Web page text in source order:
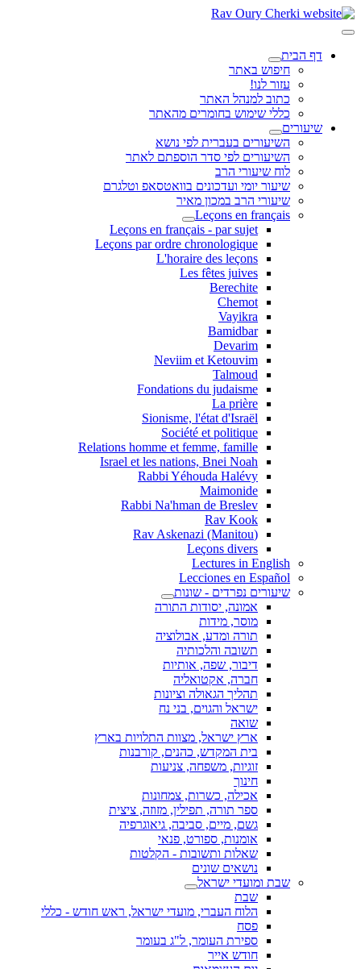
דף הבית
חיפוש באתר
עזור לנו!
כתוב למנהל האתר
כללי שימוש בחומרים מהאתר
שיעורים
השיעורים בעברית לפי נושא
השיעורים לפי סדר הוספתם לאתר
לוח שיעורי הרב
שיעור יומי ועדכונים בוואטסאפ וטלגרם
שיעורי הרב במכון מאיר
Leçons en français
Leçons en français - par sujet
Leçons par ordre chronologique
L'horaire des leçons
Les fêtes juives
Berechite
Chemot
Vayikra
Bamidbar
Devarim
Neviim et Ketouvim
Talmoud
Fondations du judaisme
La prière
Sionisme, l'état d'Israël
Société et politique
Relations homme et femme, famille
Israel et les nations, Bnei Noah
Rabbi Yéhouda Halévy
Maimonide
Rabbi Na'hman de Breslev
Rav Kook
(Rav Askenazi (Manitou
Leçons divers
Lectures in English
Lecciones en Español
שיעורים נפרדים - שונות
אמונה, יסודות התורה
מוסר, מידות
תורה ומדע, אבולוציה
תשובה והלכותיה
דיבור, שפה, אותיות
חברה, אקטואליה
תהליך הגאולה וציונות
ישראל והגוים, בני נח
שואה
ארץ ישראל, מצוות התלויות בארץ
בית המקדש, כהנים, קורבנות
זוגיות, משפחה, צניעות
חינוך
אכילה, כשרות, צמחונות
ספר תורה, תפילין, מזוזה, ציצית
גשם, מיים, סביבה, גיאוגרפיה
אומנות, ספורט, פנאי
שאלות ותשובות - הקלטות
נושאים שונים
שבת ומועדי ישראל
שבת
הלוח העברי, מועדי ישראל, ראש חודש - כללי
פסח
ספירת העומר, ל"ג בעומר
חודש אייר